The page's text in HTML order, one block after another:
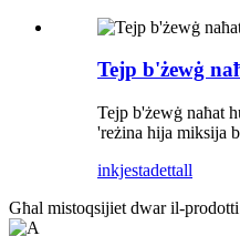
Tejp b'żewġ
Tejp b'żewġ naħat
'reżina hija miksija
inkjestadettall
Għal mistoqsijiet dwar il-